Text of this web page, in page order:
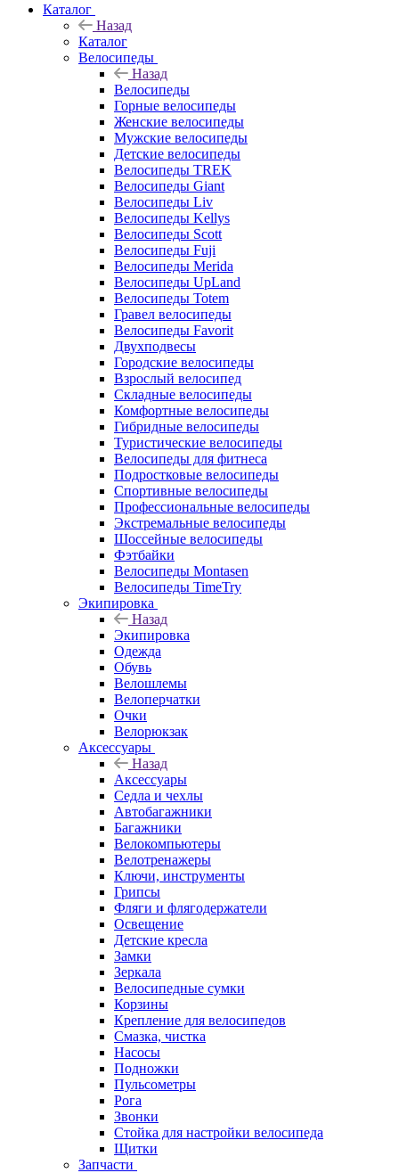
Каталог
Назад
Каталог
Велосипеды
Назад
Велосипеды
Горные велосипеды
Женские велосипеды
Мужские велосипеды
Детские велосипеды
Велосипеды TREK
Велосипеды Giant
Велосипеды Liv
Велосипеды Kellys
Велосипеды Scott
Велосипеды Fuji
Велосипеды Merida
Велосипеды UpLand
Велосипеды Totem
Гравел велосипеды
Велосипеды Favorit
Двухподвесы
Городские велосипеды
Взрослый велосипед
Складные велосипеды
Комфортные велосипеды
Гибридные велосипеды
Туристические велосипеды
Велосипеды для фитнеса
Подростковые велосипеды
Спортивные велосипеды
Профессиональные велосипеды
Экстремальные велосипеды
Шоссейные велосипеды
Фэтбайки
Велосипеды Montasen
Велосипеды TimeTry
Экипировка
Назад
Экипировка
Одежда
Обувь
Велошлемы
Велоперчатки
Очки
Велорюкзак
Аксессуары
Назад
Аксессуары
Седла и чехлы
Автобагажники
Багажники
Велокомпьютеры
Велотренажеры
Ключи, инструменты
Грипсы
Фляги и флягодержатели
Освещение
Детские кресла
Замки
Зеркала
Велосипедные сумки
Корзины
Крепление для велосипедов
Смазка, чистка
Насосы
Подножки
Пульсометры
Рога
Звонки
Стойка для настройки велосипеда
Щитки
Запчасти